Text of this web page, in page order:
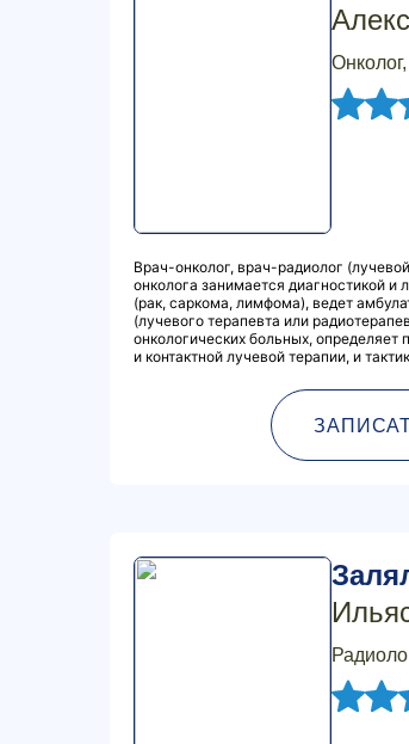
Врач-онколог, врач-радиолог
онколога занимается диагностикой
(рак, саркома, лимфома), ведет
(лучевого терапевта или
онкологических больных, определяет
и контактной лучевой терапии, и